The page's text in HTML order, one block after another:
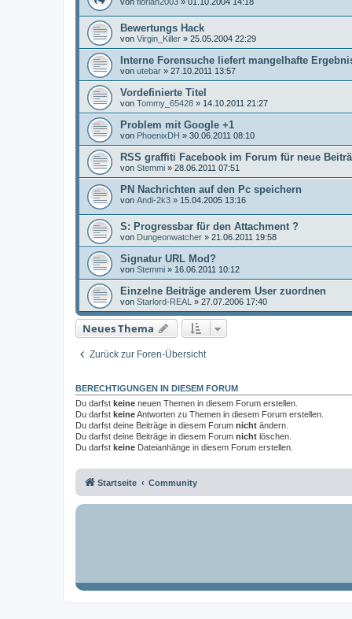
Bewertungs Hack
von Virgin_Killer » 25.05.2004 22:29
Interne Forensuche liefert mangelhafte
von utebar » 27.10.2011 13:57
Vordefinierte Titel
von Tommy_65428 » 14.10.2011 21:27
Problem mit Google +1
von PhoenixDH » 30.06.2011 08:10
RSS graffiti Facebook im Forum für neue
von Stemmi » 28.06.2011 07:51
PN Nachrichten auf den Pc speichern
von Andi-2k3 » 15.04.2005 13:16
S: Progressbar für den Attachment ?
von Dungeonwatcher » 21.06.2011 19:58
Signatur URL Mod?
von Stemmi » 16.06.2011 10:12
Einzelne Beiträge anderem User zuordnen
von Starlord-REAL » 27.07.2006 17:40
Neues Thema
Zurück zur Foren-Übersicht
BERECHTIGUNGEN IN DIESEM FORUM
Du darfst keine neuen Themen in diesem Forum erstellen.
Du darfst keineAntworten zu Themen in diesem Forum erstellen.
Du darfst deine Beiträge in diesem Forum nicht ändern.
Du darfst deine Beiträge in diesem Forum nicht löschen.
Du darfst keine Dateianhänge in diesem Forum erstellen.
Startseite Community